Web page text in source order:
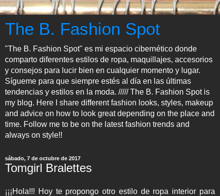
The B. Fashion Spot
"The B. Fashion Spot" es mi espacio cibernético donde
comparto diferentes estilos de ropa, maquillajes, accesorios
y consejos para lucir bien en cualquier momento y lugar.
Sígueme para que siempre estés al día en las últimas
tendencias y estilos en la moda. ///// The B. Fashion Spot is
my blog. Here I share different fashion looks, styles, makeup
and advice on how to look great depending on the place and
time. Follow me to be on the latest fashion trends and
always on style!!
sábado, 7 de octubre de 2017
Tomgirl Bralettes
¡¡¡Hola!!! Hoy te propongo otro estilo de ropa interior para